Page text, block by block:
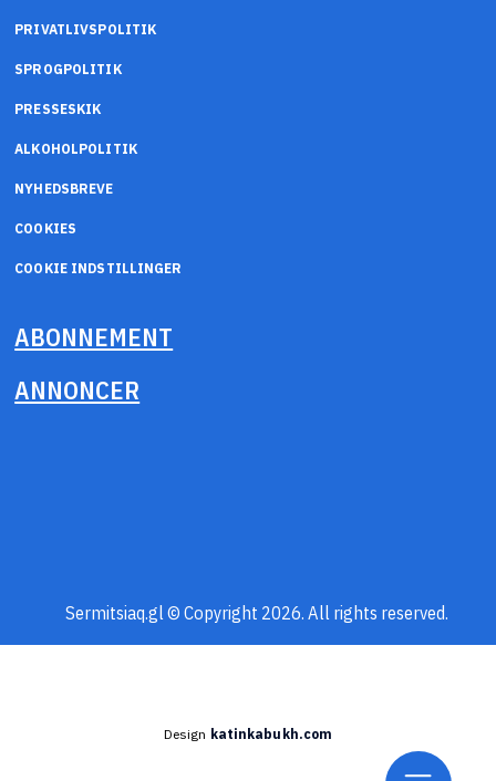
PRIVATLIVSPOLITIK
SPROGPOLITIK
PRESSESKIK
ALKOHOLPOLITIK
NYHEDSBREVE
COOKIES
COOKIE INDSTILLINGER
ABONNEMENT
ANNONCER
Sermitsiaq.gl © Copyright 2026. All rights reserved.
Design katinkabukh.com